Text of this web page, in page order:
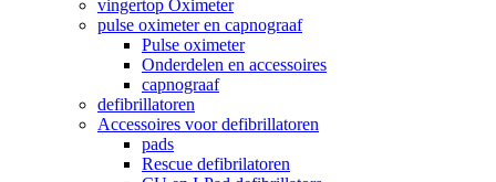
vingertop Oximeter
pulse oximeter en capnograaf
Pulse oximeter
Onderdelen en accessoires
capnograaf
defibrillatoren
Accessoires voor defibrillatoren
pads
Rescue defibrilatoren